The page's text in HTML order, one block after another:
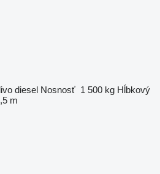
diesel Nosnosť 1 500 kg Hĺbkový
m